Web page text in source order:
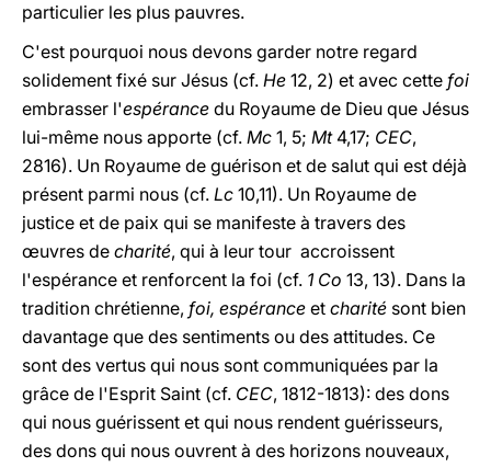
particulier les plus pauvres.
C'est pourquoi nous devons garder notre regard
solidement fixé sur Jésus (cf. He 12, 2) et avec cette foi
embrasser l'espérance du Royaume de Dieu que Jésus
lui-même nous apporte (cf. Mc 1, 5; Mt4,17; CEC,
2816). Un Royaume de guérison et de salut qui est déjà
présent parmi nous (cf. Lc 10,11). Un Royaume de
justice et de paix qui se manifeste à travers des
œuvres de charité, qui à leur tour accroissent
l'espérance et renforcent la foi (cf. 1 Co 13, 13). Dans la
tradition chrétienne, foi, espérance et charité sont bien
davantage que des sentiments ou des attitudes. Ce
sont des vertus qui nous sont communiquées par la
grâce de l'Esprit Saint (cf. CEC, 1812-1813): des dons
qui nous guérissent et qui nous rendent guérisseurs,
des dons qui nous ouvrent à des horizons nouveaux,